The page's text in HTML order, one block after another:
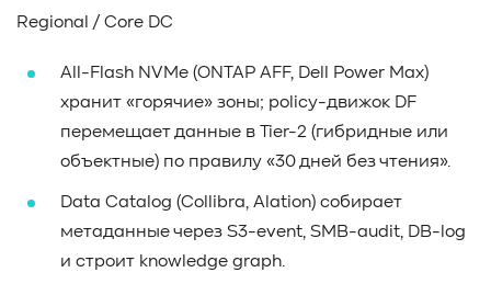
Regional / Core DC
All-Flash NVMe (ONTAP AFF, Dell Power Max)
хранит «горячие» зоны; policy-движок DF
перемещает данные в Tier-2 (гибридные или
объектные) по правилу «30 дней без чтения».
Data Catalog (Collibra, Alation) собирает
метаданные через S3-event, SMB-audit, DB-log
и строит knowledge graph.